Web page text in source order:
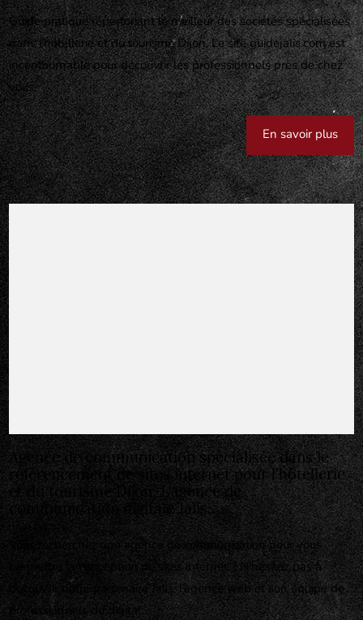
Guide pratique répertoriant le meilleur des sociétés spécialisées
dans l'hôtellerie et du tourisme Dijon. Le site guidejalis.com est
incontournable pour découvrir les professionnels près de chez
vous.
En savoir plus
Agence de communication spécialisée dans le
référencement de sites internet pour l'hôtellerie
et du tourisme Dijon, L’agence de
communication digitale Jalis..
Vous recherchez une agence de communication pour vous
permettre la conception de sites internet ? N’hésitez pas à
découvrir notre partenaire Jalis, l’agence web et son équipe de
professionnels du digital.